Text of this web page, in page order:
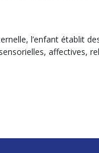
l’enfant établit
affectives,